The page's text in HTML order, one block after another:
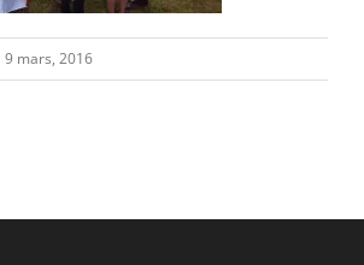
L’ASSOCIATION
9 mars, 2016